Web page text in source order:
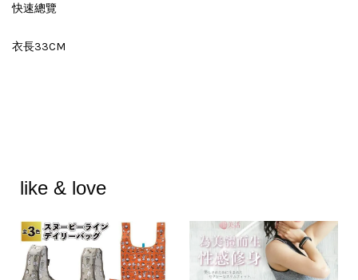
快速總覽
衣長33CM
like & love